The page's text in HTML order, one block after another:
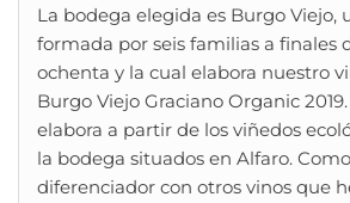
La bodega elegida es Burgo Viejo,
formada por seis familias a finales
ochenta y la cual elabora nuestro
Burgo Viejo Graciano Organic
elabora a partir de los viñedos
la bodega situados en Alfaro.
diferenciador con otros vinos que